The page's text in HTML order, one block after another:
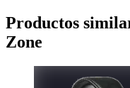
Productos
Zone